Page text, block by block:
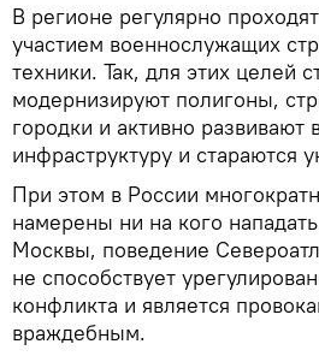
В регионе регулярно
участием военнослужащих
техники. Так, для этих целей
модернизируют полигоны,
городки и активно развивают
инфраструктуру и стараются
При этом в России
намерены ни на кого
Москвы, поведение
не способствует
конфликта и является
враждебным.